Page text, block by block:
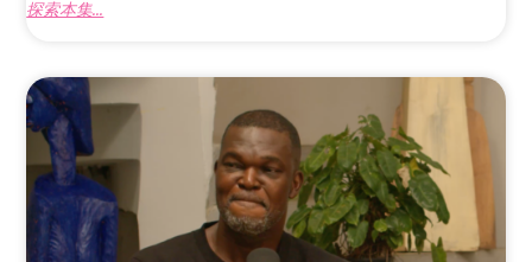
探索本集...